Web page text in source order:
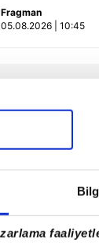
Fragman
05.08.2026 | 10:45